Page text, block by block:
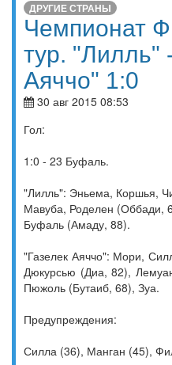
ДРУГИЕ СТРАНЫ
Чемпионат
тур. "Лилль"
Аяччо" 1:0
30 авг 2015 08:53
Гол:
1:0 - 23 Буфаль.
"Лилль": Эньема, Коршья,
Мавуба, Роделен (Оббади,
Буфаль (Амаду, 88).
"Газелек Аяччо": Мори,
Дюкурсью (Диа, 82),
Пюжоль (Бутаиб, 68), Зуа.
Предупреждения:
Силла (36), Манган (45),